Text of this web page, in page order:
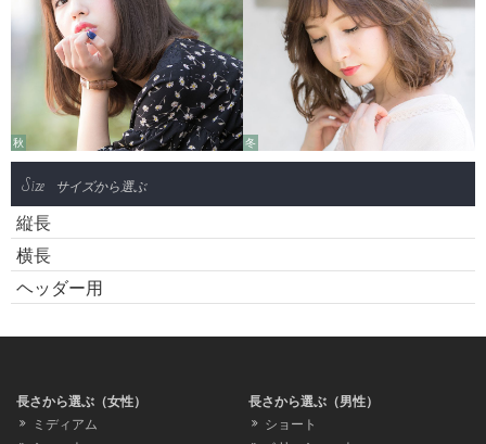
秋 冬
Size サイズから選ぶ
縦長
横長
ヘッダー用
長さから選ぶ（女性）
ミディアム
長さから選ぶ（男性）
ショート